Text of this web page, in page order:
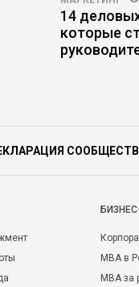
14
которые
MBA в
MBA